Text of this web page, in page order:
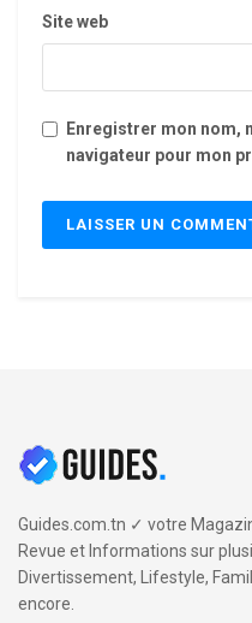
Site web
Enregistrer mon nom,
navigateur pour mon
Guides.com.tn ✓ votre
Revue et Informations sur
Divertissement, Lifestyle,
encore.